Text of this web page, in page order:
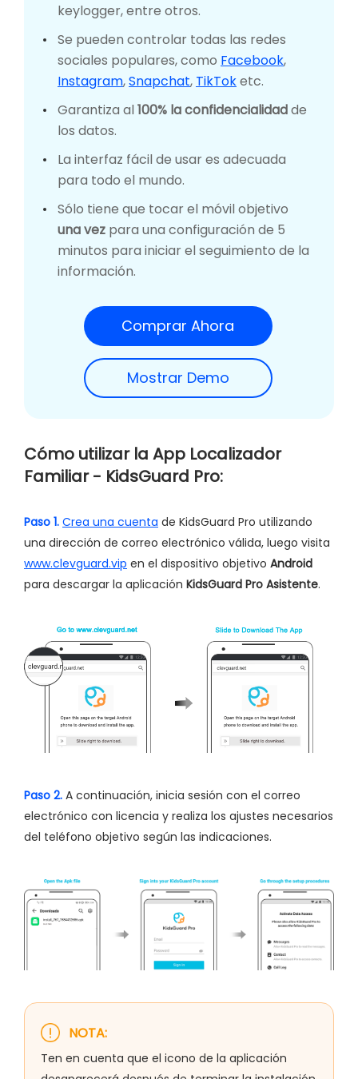
keylogger, entre otros.
Se pueden controlar todas las redes
sociales populares, como Facebook,
Instagram,Snapchat, TikToketc.
Garantiza al100% la confidencialidadde
los datos.
La interfaz fácil de usar es adecuada
para todo el mundo.
Sólo tiene que tocar el móvil objetivo
una vez para una configuración de 5
minutos para iniciar el seguimiento de la
información.
Comprar Ahora
Mostrar Demo
Cómo utilizar la App Localizador
Familiar - KidsGuard Pro:
Paso 1. Crea una cuenta de KidsGuard Pro utilizando
una dirección de correo electrónico válida, luego visita
www.clevguard.vip en el dispositivo objetivo Android
para descargar la aplicación KidsGuard Pro Asistente.
Paso 2. A continuación, inicia sesión con el correo
electrónico con licencia y realiza los ajustes necesarios
del teléfono objetivo según las indicaciones.
NOTA:
Ten en cuenta que el icono de la aplicación